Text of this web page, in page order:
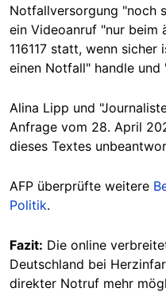
Notfallversorgung "noch
ein Videoanruf "nur beim
116117 statt, wenn
einen Notfall" handle und
Alina Lipp und
Anfrage vom 28. April
dieses Textes
AFP überprüfte weitere
Politik.
Fazit: Die online
Deutschland bei
direkter Notruf mehr